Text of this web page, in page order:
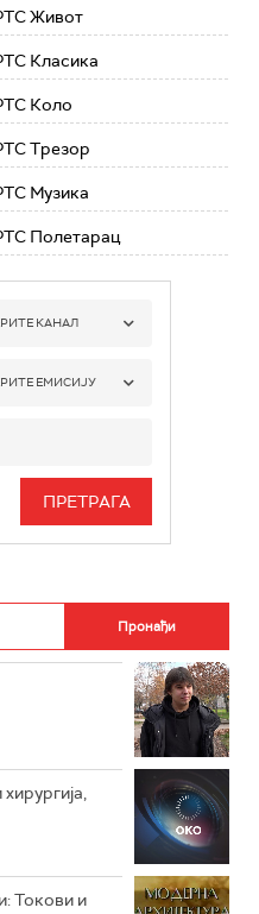
Живот
Класика
Коло
Трезор
Музика
Полетарац
КАНАЛ
РТС 1
РТС 3
РТС КОЛО
ЕМИСИЈУ
ИНФО
Токови и